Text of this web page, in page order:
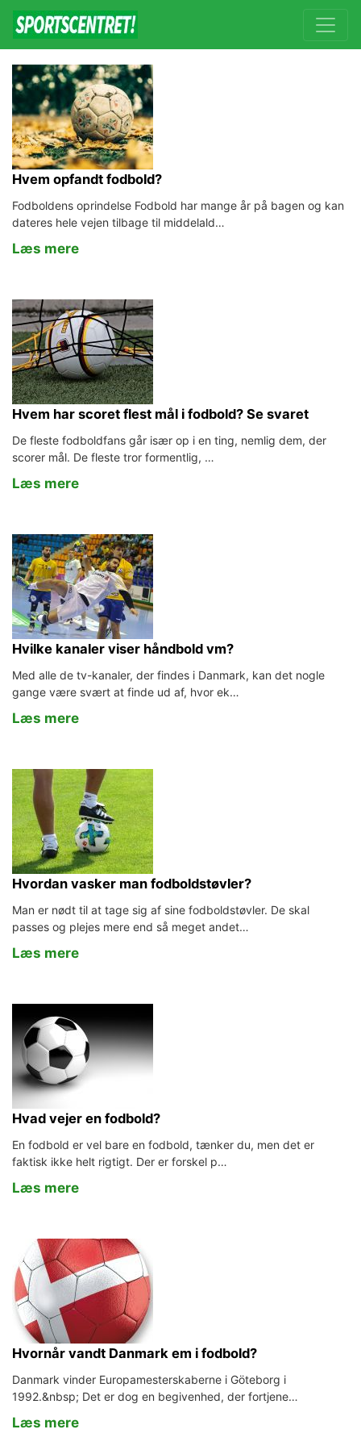
Hvem opfandt fodbold?
Fodboldens oprindelse Fodbold har mange år på bagen og kan
dateres hele vejen tilbage til middelald…
Læs mere
Hvem har scoret flest mål i fodbold? Se svaret
De fleste fodboldfans går især op i en ting, nemlig dem, der
scorer mål. De fleste tror formentlig, …
Læs mere
Hvilke kanaler viser håndbold vm?
Med alle de tv-kanaler, der findes i Danmark, kan det nogle
gange være svært at finde ud af, hvor ek…
Læs mere
Hvordan vasker man fodboldstøvler?
Man er nødt til at tage sig af sine fodboldstøvler. De skal
passes og plejes mere end så meget andet…
Læs mere
Hvad vejer en fodbold?
En fodbold er vel bare en fodbold, tænker du, men det er
faktisk ikke helt rigtigt. Der er forskel p…
Læs mere
Hvornår vandt Danmark em i fodbold?
Danmark vinder Europamesterskaberne i Göteborg i
1992.&nbsp; Det er dog en begivenhed, der fortjene…
Læs mere